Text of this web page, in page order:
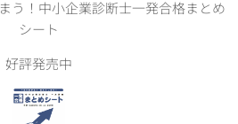
う！中小企業診断士一発合格まとめ
シート
好評発売中